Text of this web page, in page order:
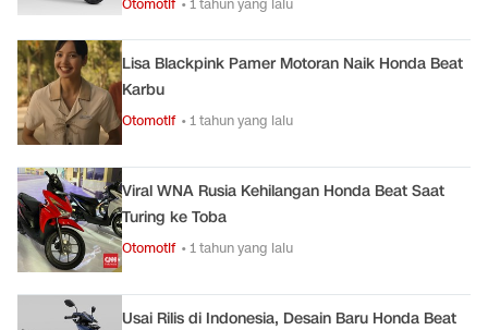
Otomotif • 1 tahun yang lalu
Lisa Blackpink Pamer Motoran Naik Honda Beat
Karbu
Otomotif • 1 tahun yang lalu
Viral WNA Rusia Kehilangan Honda Beat Saat
Turing ke Toba
Otomotif • 1 tahun yang lalu
Usai Rilis di Indonesia, Desain Baru Honda Beat